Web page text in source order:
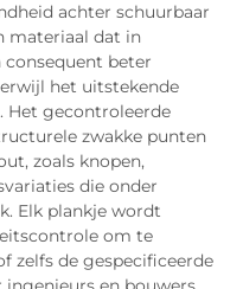
achter schuurbaar
materiaal dat in
beter
het uitstekende
Het gecontroleerde
zwakke punten
zoals knopen,
die onder
Elk plankje wordt
om te
zelfs de gespecificeerde